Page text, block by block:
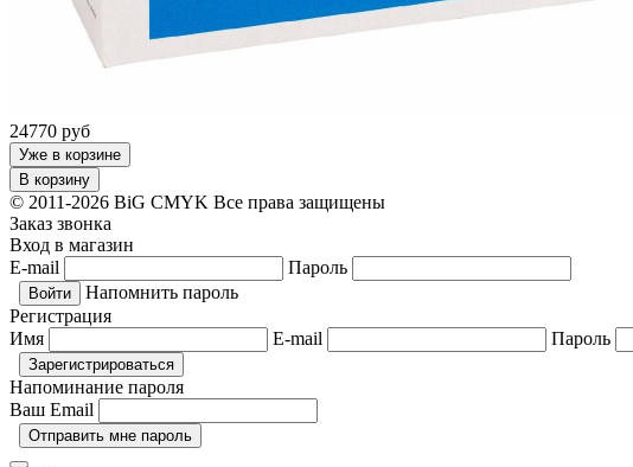
24770 руб
Уже в корзине
В корзину
© 2011-2026 BiG CMYK Все права защищены
Заказ звонка
Вход в магазин
E-mail
Пароль
Напомнить пароль
Регистрация
Имя
E-mail Пароль
Напоминание пароля
Ваш Email